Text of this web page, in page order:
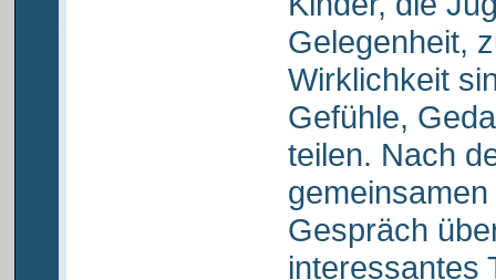
Gelegenheit,
Wirklichkeit
Gefühle,
teilen. Nach
Gespräch
interessantes